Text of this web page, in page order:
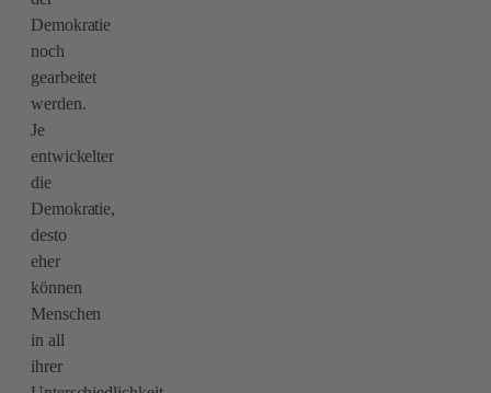
Demokratie
noch
gearbeitet
werden.
Je
entwickelter
die
Demokratie,
desto
eher
können
Menschen
in all
ihrer